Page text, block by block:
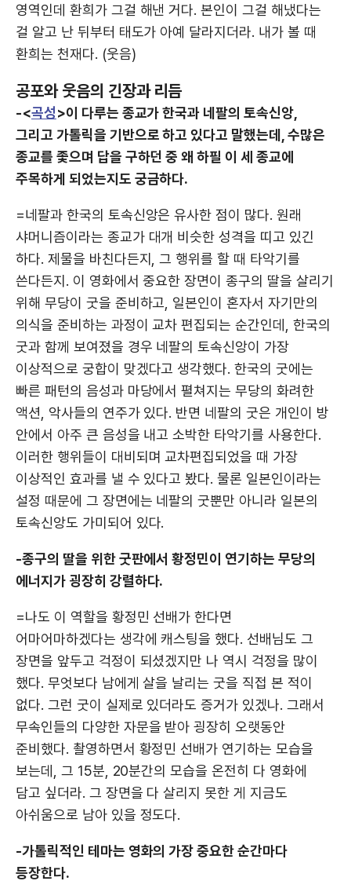
영역인데 환희가 그걸 해낸 거다. 본인이 그걸 해냈다는
걸 알고 난 뒤부터 태도가 아예 달라지더라. 내가 볼 때
환희는 천재다. (웃음)
공포와 웃음의 긴장과 리듬
-<곡성>이 다루는 종교가 한국과 네팔의 토속신앙,
그리고 가톨릭을 기반으로 하고 있다고 말했는데, 수많은
종교를 좇으며 답을 구하던 중 왜 하필 이 세 종교에
주목하게 되었는지도 궁금하다.
=네팔과 한국의 토속신앙은 유사한 점이 많다. 원래
샤머니즘이라는 종교가 대개 비슷한 성격을 띠고 있긴
하다. 제물을 바친다든지, 그 행위를 할 때 타악기를
쓴다든지. 이 영화에서 중요한 장면이 종구의 딸을 살리기
위해 무당이 굿을 준비하고, 일본인이 혼자서 자기만의
의식을 준비하는 과정이 교차 편집되는 순간인데, 한국의
굿과 함께 보여졌을 경우 네팔의 토속신앙이 가장
이상적으로 궁합이 맞겠다고 생각했다. 한국의 굿에는
빠른 패턴의 음성과 마당에서 펼쳐지는 무당의 화려한
액션, 악사들의 연주가 있다. 반면 네팔의 굿은 개인이 방
안에서 아주 큰 음성을 내고 소박한 타악기를 사용한다.
이러한 행위들이 대비되며 교차편집되었을 때 가장
이상적인 효과를 낼 수 있다고 봤다. 물론 일본인이라는
설정 때문에 그 장면에는 네팔의 굿뿐만 아니라 일본의
토속신앙도 가미되어 있다.
-종구의 딸을 위한 굿판에서 황정민이 연기하는 무당의
에너지가 굉장히 강렬하다.
=나도 이 역할을 황정민 선배가 한다면
어마어마하겠다는 생각에 캐스팅을 했다. 선배님도 그
장면을 앞두고 걱정이 되셨겠지만 나 역시 걱정을 많이
했다. 무엇보다 남에게 살을 날리는 굿을 직접 본 적이
없다. 그런 굿이 실제로 있더라도 증거가 있겠나. 그래서
무속인들의 다양한 자문을 받아 굉장히 오랫동안
준비했다. 촬영하면서 황정민 선배가 연기하는 모습을
보는데, 그 15분, 20분간의 모습을 온전히 다 영화에
담고 싶더라. 그 장면을 다 살리지 못한 게 지금도
아쉬움으로 남아 있을 정도다.
-가톨릭적인 테마는 영화의 가장 중요한 순간마다
등장한다.